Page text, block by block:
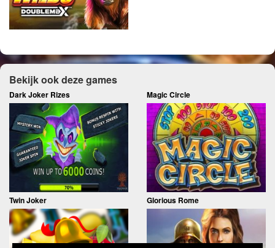
Bekijk ook deze games
Dark Joker Rizes Magic Circle
Twin Joker Glorious Rome